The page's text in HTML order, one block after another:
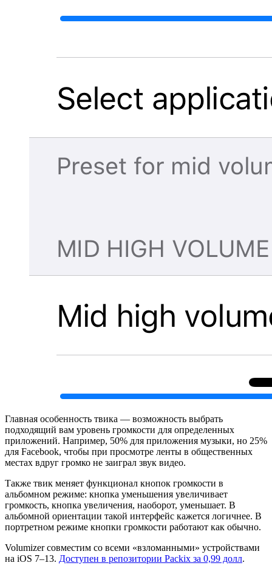
Главная особенность твика — возможность выбрать
подходящий вам уровень громкости для определенных
приложений. Например, 50% для приложения музыки, но 25%
для Facebook, чтобы при просмотре ленты в общественных
местах вдруг громко не заиграл звук видео.
Также твик меняет функционал кнопок громкости в
альбомном режиме: кнопка уменьшения увеличивает
громкость, кнопка увеличения, наоборот, уменьшает. В
альбомной ориентации такой интерфейс кажется логичнее. В
портретном режиме кнопки громкости работают как обычно.
Volumizer совместим со всеми «взломанными» устройствами
на iOS 7–13. Доступен в репозитории Packix за 0,99 долл.